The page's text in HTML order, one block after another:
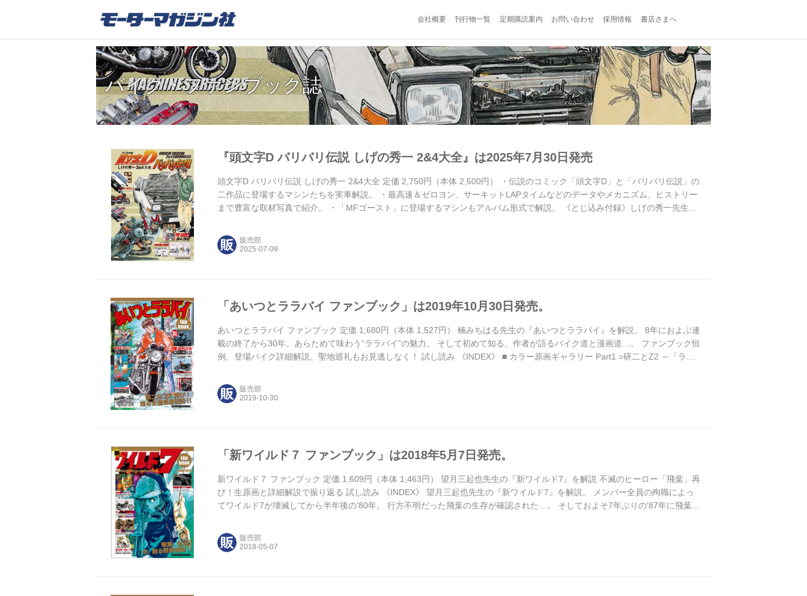
会社概要 刊行物一覧 定期購読案内 お問い合わせ 採用情報 書店さまへ
バイク・ファンブック誌
『頭文字D バリバリ伝説 しげの秀一 2&4大全』は2025年7月30日発売
頭文字D バリバリ伝説 しげの秀一 2&4大全 定価 2,750円（本体 2,500円） ・伝説のコミック「頭文字D」と「バリバリ伝説」の
二作品に登場するマシンたちを実車解説。 ・最高速＆ゼロヨン、サーキットLAPタイムなどのデータやメカニズム、ヒストリー
まで豊富な取材写真で紹介。 ・「MFゴースト」に登場するマシンもアルバム形式で解説。 《とじ込み付録》しげの秀一先生描
ハチロクブームを再燃させ、累計発行部数5600万部オーバーの伝説コミック、「頭文字D」。80年代に空...
販売部
「あいつとララバイ ファンブック」は2019年10月30日発売。
あいつとララバイ ファンブック 定価 1,680円（本体 1,527円） 楠みちはる先生の『あいつとララバイ』を解説。 8年におよぶ連
載の終了から30年。あらためて味わう“ララバイ”の魅力。 そして初めて知る、作者が語るバイク道と漫画道…。 ファンブック恒
例、登場バイク詳細解説、聖地巡礼もお見逃しなく！ 試し読み 《INDEX》 ■ カラー原画ギャラリー Part1 ○研二とZ2 ～「ララ
イダーは憧れた ・バイク漫画としての「凄味」と「さり気なさ」 ■ 楠みちはる ...
販売部
「新ワイルド７ ファンブック」は2018年5月7日発売。
新ワイルド７ ファンブック 定価 1,609円（本体 1,463円） 望月三起也先生の『新ワイルド7』を解説 不滅のヒーロー「飛葉」再
び！生原画と詳細解説で振り返る 試し読み 《INDEX》 望月三起也先生の『新ワイルド7』を解説。 メンバー全員の殉職によっ
てワイルド7が壊滅してから半年後の'80年。 行方不明だった飛葉の生存が確認された…。 そしておよそ7年ぶりの'87年に飛葉が
ルド」 ● BIKES of WILD ～メンバーや悪党たちの乗っ...
販売部